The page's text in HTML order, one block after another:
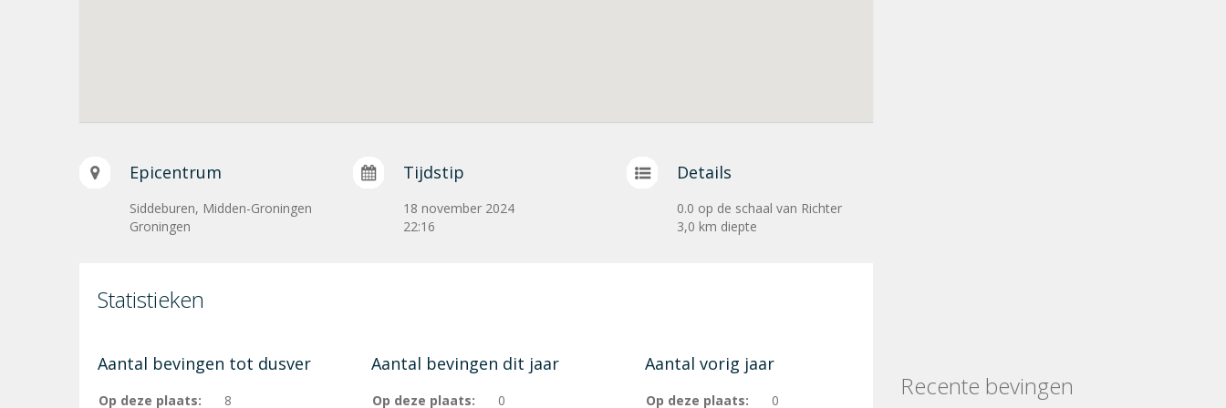
Epicentrum
Siddeburen, Midden-Groningen
Groningen
Tijdstip
18 november 2024
22:16
Details
0.0 op de schaal van Richter
3,0 km diepte
Statistieken
Aantal bevingen tot dusver
Op deze plaats: 8
Aantal bevingen dit jaar
Op deze plaats: 0
Aantal vorig jaar
Op deze plaats: 0 Recente bevingen